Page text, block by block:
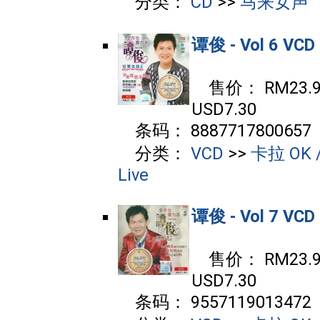
谭俊 - Vol 6 VCD
售价：
USD7.30
条码： 8887717800657
分类： VCD >> 卡拉 OK
Live
谭俊 - Vol 7 VCD
售价：
USD7.30
条码： 9557119013472